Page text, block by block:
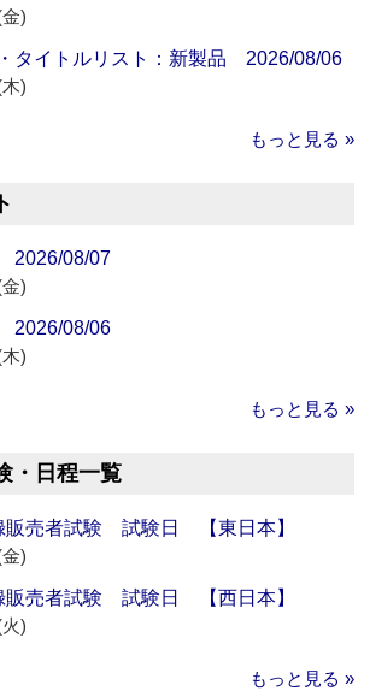
)
タイトルリスト：新製品 2026/08/06
)
もっと見る »
2026/08/07
)
2026/08/06
)
もっと見る »
・日程一覧
売者試験 試験日 【東日本】
)
売者試験 試験日 【西日本】
)
もっと見る »